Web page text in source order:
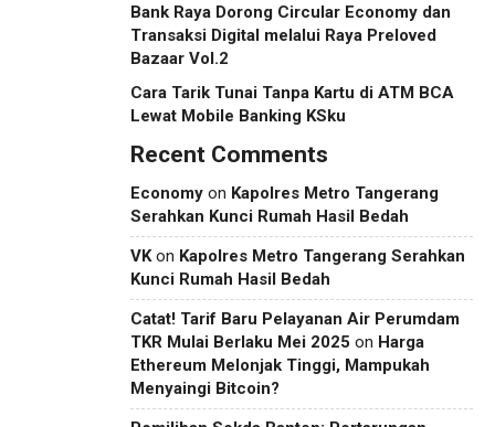
Bank Raya Dorong Circular Economy dan
Transaksi Digital melalui Raya Preloved
Bazaar Vol.2
Cara Tarik Tunai Tanpa Kartu di ATM BCA
Lewat Mobile Banking KSku
Recent Comments
Economy on Kapolres Metro Tangerang
Serahkan Kunci Rumah Hasil Bedah
VKon Kapolres Metro Tangerang Serahkan
Kunci Rumah Hasil Bedah
Catat! Tarif Baru Pelayanan Air Perumdam
TKR Mulai Berlaku Mei 2025 on Harga
Ethereum Melonjak Tinggi, Mampukah
Menyaingi Bitcoin?